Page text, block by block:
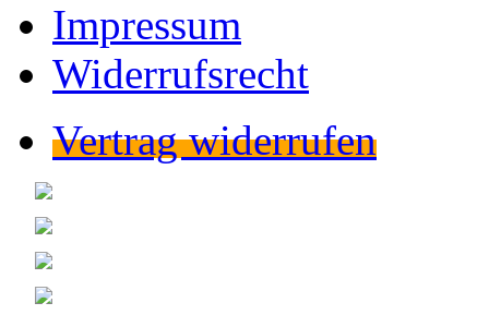
Impressum
Widerrufsrecht
Vertrag widerrufen